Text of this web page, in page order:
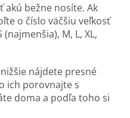
akú bežne nosíte. Ak
o číslo väčšiu veľkosť
M, L, XL,
nájdete presné
ich porovnajte s
doma a podľa toho si